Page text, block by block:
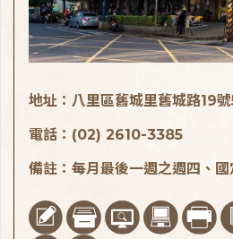
地址：八里區舊城里舊城路19
電話：(02) 2610-3385
備註：每月最後一週之週四、